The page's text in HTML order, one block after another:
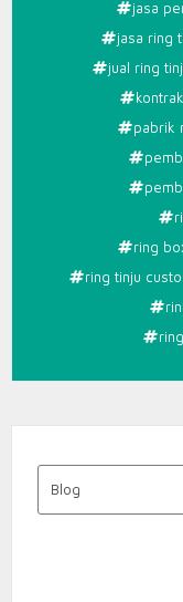
jasa
jasa ring
jual ring
pabrik
ring
ring tinju